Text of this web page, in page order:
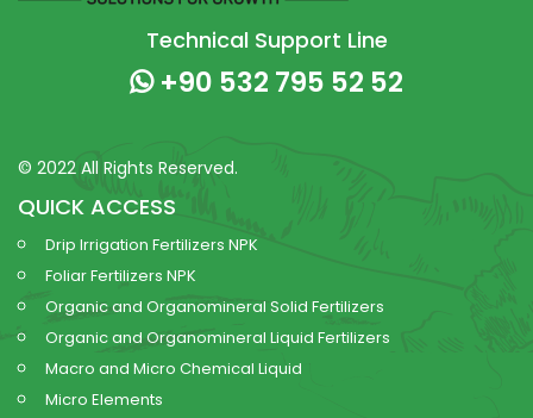
Technical Support Line
+90 532 795 52 52
© 2022 All Rights Reserved.
QUICK ACCESS
Drip Irrigation Fertilizers NPK
Foliar Fertilizers NPK
Organic and Organomineral Solid Fertilizers
Organic and Organomineral Liquid Fertilizers
Macro and Micro Chemical Liquid
Micro Elements